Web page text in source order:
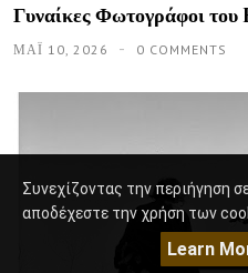
Γυναίκες Φωτογράφοι
ΜΑΪ́ 10, 2026 0 COMMENTS
Συνεχίζοντας την περιήγηση
αποδέχεστε την χρήση των
Learn